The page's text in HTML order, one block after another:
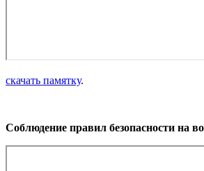
скачать памятку.
Соблюдение правил безопасности на